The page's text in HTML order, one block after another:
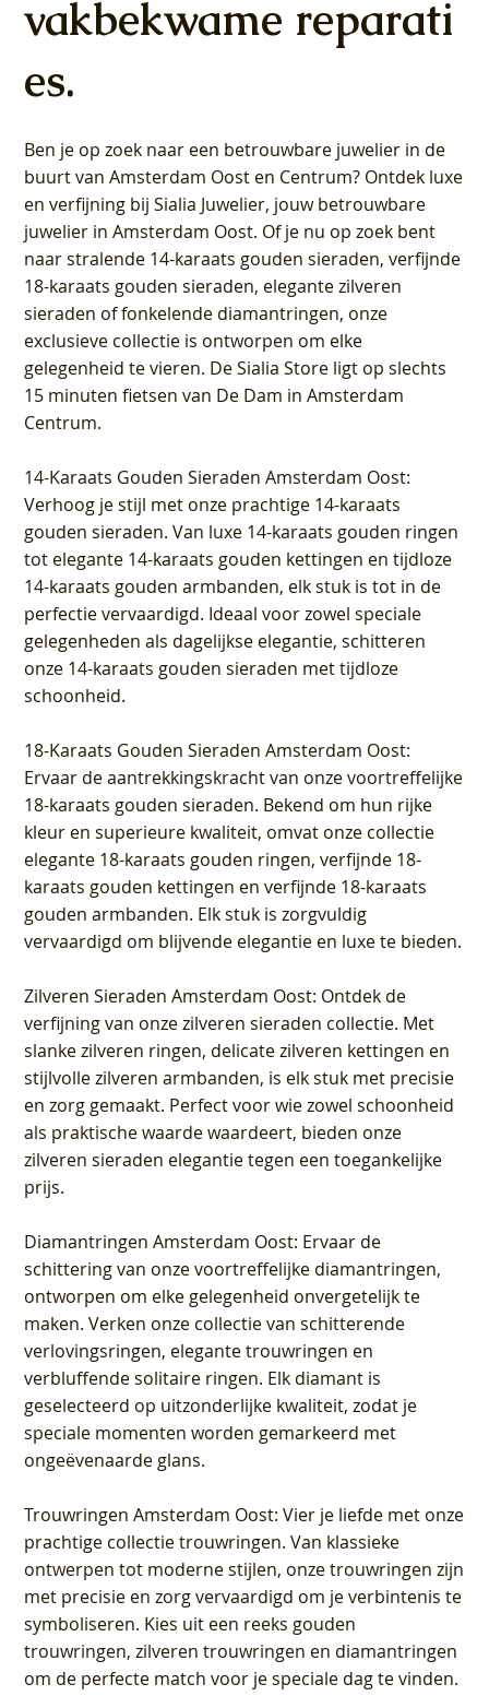
vakbekwame reparati
es.
Ben je op zoek naar een betrouwbare juwelier in de
buurt van Amsterdam Oost en Centrum? Ontdek luxe
en verfijning bij Sialia Juwelier, jouw betrouwbare
juwelier in Amsterdam Oost. Of je nu op zoek bent
naar stralende 14-karaats gouden sieraden, verfijnde
18-karaats gouden sieraden, elegante zilveren
sieraden of fonkelende diamantringen, onze
exclusieve collectie is ontworpen om elke
gelegenheid te vieren. De Sialia Store ligt op slechts
15 minuten fietsen van De Dam in Amsterdam
Centrum.
14-Karaats Gouden Sieraden Amsterdam Oost:
Verhoog je stijl met onze prachtige 14-karaats
gouden sieraden. Van luxe 14-karaats gouden ringen
tot elegante 14-karaats gouden kettingen en tijdloze
14-karaats gouden armbanden, elk stuk is tot in de
perfectie vervaardigd. Ideaal voor zowel speciale
gelegenheden als dagelijkse elegantie, schitteren
onze 14-karaats gouden sieraden met tijdloze
schoonheid.
18-Karaats Gouden Sieraden Amsterdam Oost:
Ervaar de aantrekkingskracht van onze voortreffelijke
18-karaats gouden sieraden. Bekend om hun rijke
kleur en superieure kwaliteit, omvat onze collectie
elegante 18-karaats gouden ringen, verfijnde 18-
karaats gouden kettingen en verfijnde 18-karaats
gouden armbanden. Elk stuk is zorgvuldig
vervaardigd om blijvende elegantie en luxe te bieden.
Zilveren Sieraden Amsterdam Oost: Ontdek de
verfijning van onze zilveren sieraden collectie. Met
slanke zilveren ringen, delicate zilveren kettingen en
stijlvolle zilveren armbanden, is elk stuk met precisie
en zorg gemaakt. Perfect voor wie zowel schoonheid
als praktische waarde waardeert, bieden onze
zilveren sieraden elegantie tegen een toegankelijke
prijs.
Diamantringen Amsterdam Oost: Ervaar de
schittering van onze voortreffelijke diamantringen,
ontworpen om elke gelegenheid onvergetelijk te
maken. Verken onze collectie van schitterende
verlovingsringen, elegante trouwringen en
verbluffende solitaire ringen. Elk diamant is
geselecteerd op uitzonderlijke kwaliteit, zodat je
speciale momenten worden gemarkeerd met
ongeëvenaarde glans.
Trouwringen Amsterdam Oost: Vier je liefde met onze
prachtige collectie trouwringen. Van klassieke
ontwerpen tot moderne stijlen, onze trouwringen zijn
met precisie en zorg vervaardigd om je verbintenis te
symboliseren. Kies uit een reeks gouden
trouwringen, zilveren trouwringen en diamantringen
om de perfecte match voor je speciale dag te vinden.